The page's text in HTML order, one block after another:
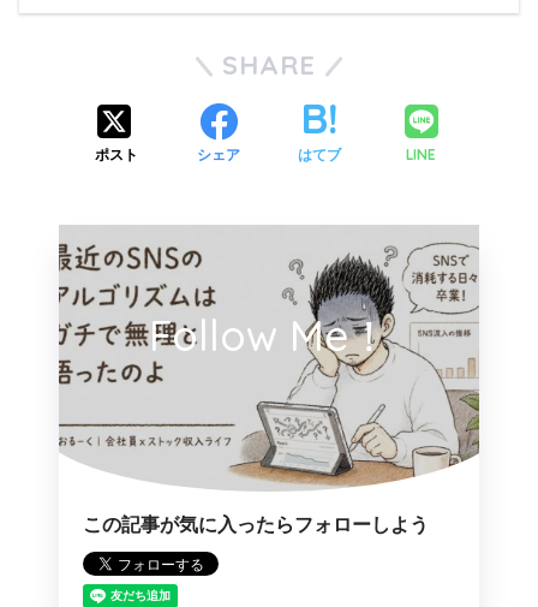
SHARE
ポスト シェア はてブ LINE
Follow Me！
この記事が気に入ったらフォローしよう